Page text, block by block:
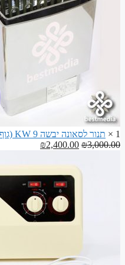
לסאונה
1 ×
תנור לסאונה יבשה 9 KW (גוף נירוסטה)
₪3,000.00
המחיר
היה:
₪3,000.00.
₪2,400.00
הוא:
₪2,400.00.